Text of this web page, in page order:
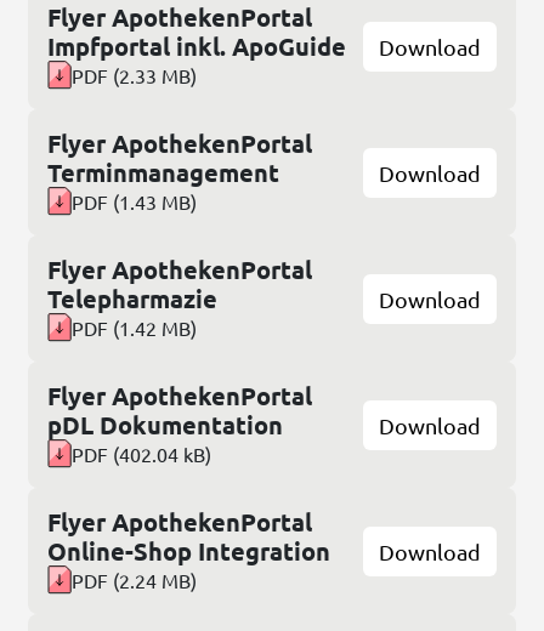
Flyer ApothekenPortal
Impfportal inkl. ApoGuide
PDF (2.33 MB)
Download
Flyer ApothekenPortal
Terminmanagement
PDF (1.43 MB)
Download
Flyer ApothekenPortal
Telepharmazie
PDF (1.42 MB)
Download
Flyer ApothekenPortal
pDL Dokumentation
PDF (402.04 kB)
Download
Flyer ApothekenPortal
Online-Shop Integration
PDF (2.24 MB)
Download